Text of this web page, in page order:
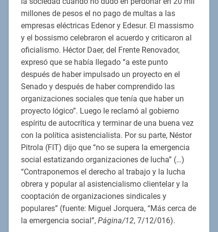
millones de pesos el no pago de multas a las
empresas eléctricas Edenor y Edesur. El massismo
y el bossismo celebraron el acuerdo y criticaron al
oficialismo. Héctor Daer, del Frente Renovador,
expresó que se había llegado “a este punto
después de haber impulsado un proyecto en el
Senado y después de haber comprendido las
organizaciones sociales que tenía que haber un
proyecto lógico”. Luego le reclamó al gobierno
espíritu de autocrítica y terminar de una buena vez
con la política asistencialista. Por su parte, Néstor
Pitrola (FIT) dijo que “no se supera la emergencia
social estatizando organizaciones de lucha” (…)
“Contraponemos el derecho al trabajo y la lucha
obrera y popular al asistencialismo clientelar y la
cooptación de organizaciones sindicales y
populares” (fuente: Miguel Jorquera, “Más cerca de
la emergencia social”, Página/12, 7/12/016).